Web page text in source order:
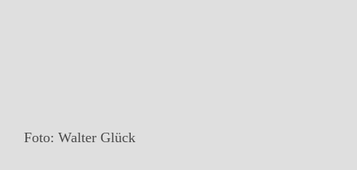
Foto: Walter Glück